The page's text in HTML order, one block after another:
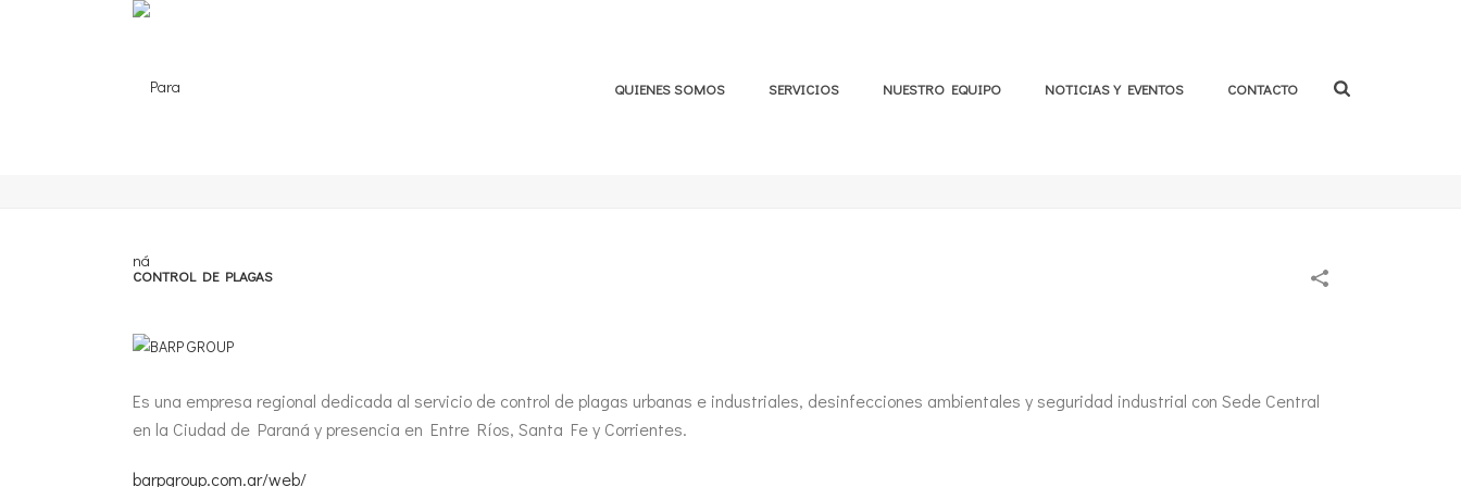
QUIENES SOMOS SERVICIOS NUESTRO EQUIPO NOTICIAS Y EVENTOS CONTACTO
CONTROL DE PLAGAS
Es una empresa regional dedicada al servicio de control de plagas urbanas e industriales, desinfecciones ambientales y seguridad industrial con Sede Central
en la Ciudad de Paraná y presencia en Entre Ríos, Santa Fe y Corrientes.
barpgroup.com.ar/web/